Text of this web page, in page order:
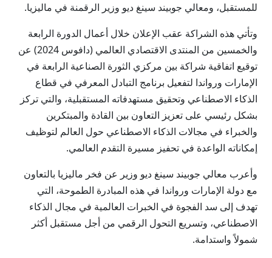
للمستقبل، ومعالي جوبيند سينغ ديو وزير الرقمنة في ماليزيا.
وتأتي هذه الشراكة عقب الإعلان خلال أعمال الدورة الرابعة
والخمسين من المنتدى الاقتصادي العالمي (دافوس 2024) عن
توقيع اتفاقية شراكة بين مركزي الثورة الصناعية الرابعة في
الإمارات ورواندا لتفعيل برنامج التبادل المعرفي في قطاع
الذكاء الاصطناعي وتحقيق مستهدفاته المستقبلية، والتي تركز
بشكل رئيسي على تعزيز التعاون بين القادة والمبتكرين
والخبراء في مجالات الذكاء الاصطناعي حول العالم لتوظيف
إمكاناته الواعدة في تحفيز مسيرة التقدم العالمي.
وأعرب معالي جوبيند سينغ ديو وزير عن فخر ماليزيا بالتعاون
مع دولة الإمارات ورواندا في هذه المبادرة الطموحة، التي
تهدف إلى سد الفجوة في الخبرات العالمية في مجال الذكاء
الاصطناعي، وتسريع التحول الرقمي من أجل مستقبل أكثر
شمولاً واستدامة.